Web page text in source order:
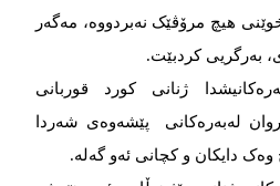
هیچ مرۆڤێک نەبردووە، مەگەر
بەرگریی کردبێت.
ژنانی کورد قوربانی
لەبەرەکانی پێشەوەی شەردا
دایکان و کچانی ئەو گەلە.